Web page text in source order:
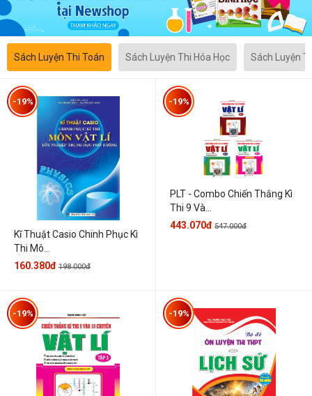
Sách Luyện Thi Toán Sách Luyện Thi Hóa Học Sách Luyện
Kĩ Thuật Casio Chinh Phục Kì
Thi Mô...
-19%
160.380đ 198.000đ
PLT - Combo Chiến Thắng Kì
Thi 9 Và...
-19%
443.070đ 547.000đ
-19% -19%